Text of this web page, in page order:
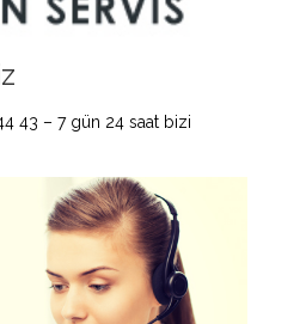
43 – 7 gün 24 saat bizi